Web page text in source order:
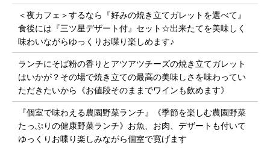
＜夜カフェ＞するなら『好みの焼き立てガレットを選べて』
食後には『三ツ星デザート付』セット☆出来たてを美味しく
味わいながらゆっくりお喋り楽しめます♪
ランチにそば粉の香りとアツアツチーズの焼き立てガレット
はいかが？その場で焼き立ての最高の美味しさを味わってい
ただきたいから《お値段そのままでワインも飲めます》
『個室で味わえる農園野菜ランチ』《季節を楽しむ農園野菜
たっぷりの健康野菜ランチ》お魚、お肉、デザートも付いて
ゆっくりお喋り楽しみながら個室で寛げます